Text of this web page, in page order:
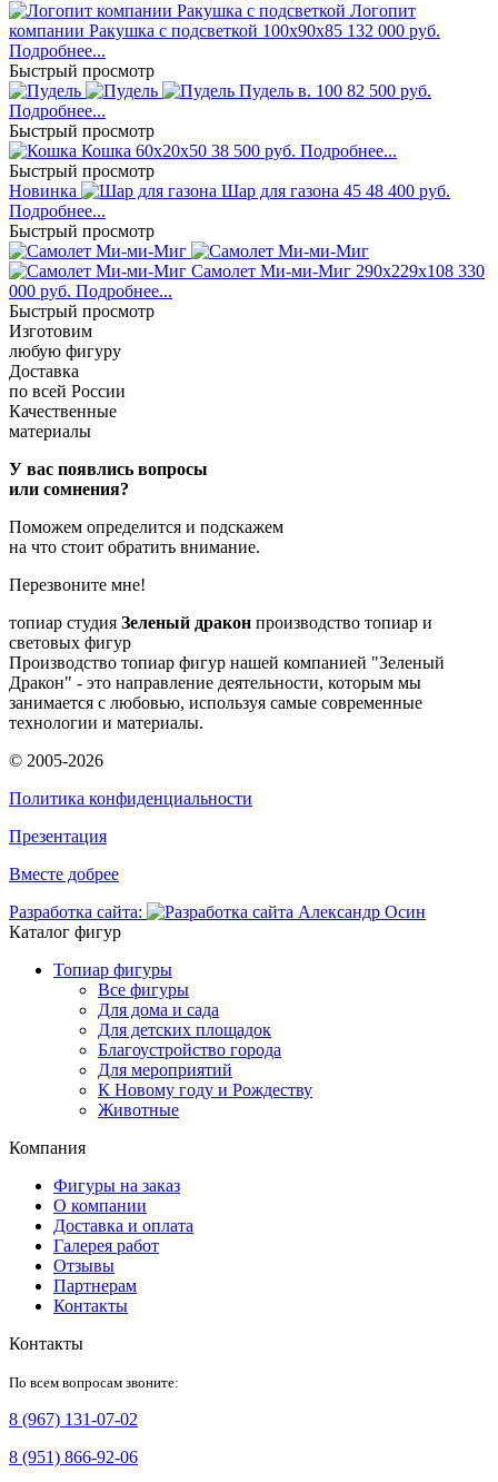
Логопит
компании Ракушка с подсветкой 100x90x85 132 000 руб.
Подробнее...
Быстрый просмотр
Пудель в. 100 82 500 руб.
Подробнее...
Быстрый просмотр
Кошка 60x20x50 38 500 руб. Подробнее...
Быстрый просмотр
Новинка
Шар для газона 45 48 400 руб.
Подробнее...
Быстрый просмотр
Самолет Ми-ми-Миг 290x229x108 330
000 руб. Подробнее...
Быстрый просмотр
Изготовим
любую фигуру
Доставка
по всей России
Качественные
материалы
У вас появлись вопросы
или сомнения?
Поможем определится и подскажем
на что стоит обратить внимание.
Перезвоните мне!
топиар студия Зеленый дракон производство топиар и
световых фигур
Производство топиар фигур нашей компанией "Зеленый
Дракон" - это направление деятельности, которым мы
занимается с любовью, используя самые современные
технологии и материалы.
© 2005-2026
Политика конфиденциальности
Презентация
Вместе добрее
Разработка сайта:
Каталог фигур
Топиар фигуры
Все фигуры
Для дома и сада
Для детских площадок
Благоустройство города
Для мероприятий
К Новому году и Рождеству
Животные
Компания
Фигуры на заказ
О компании
Доставка и оплата
Галерея работ
Отзывы
Партнерам
Контакты
Контакты
По всем вопросам звоните:
8 (967) 131-07-02
8 (951) 866-92-06